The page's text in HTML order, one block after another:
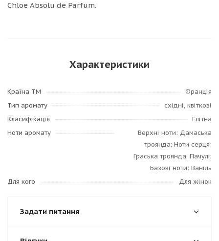
Chloe Absolu de Parfum.
Характеристики
Країна ТМ
Франція
Тип аромату
східні, квіткові
Класифікація
Елітна
Ноти аромату
Верхні ноти: Дамаська
троянда; Ноти серця:
Граська троянда, Пачулі;
Базові ноти: Ваніль
Для кого
Для жінок
Задати питання